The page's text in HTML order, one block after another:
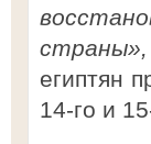
египтян
14-го и